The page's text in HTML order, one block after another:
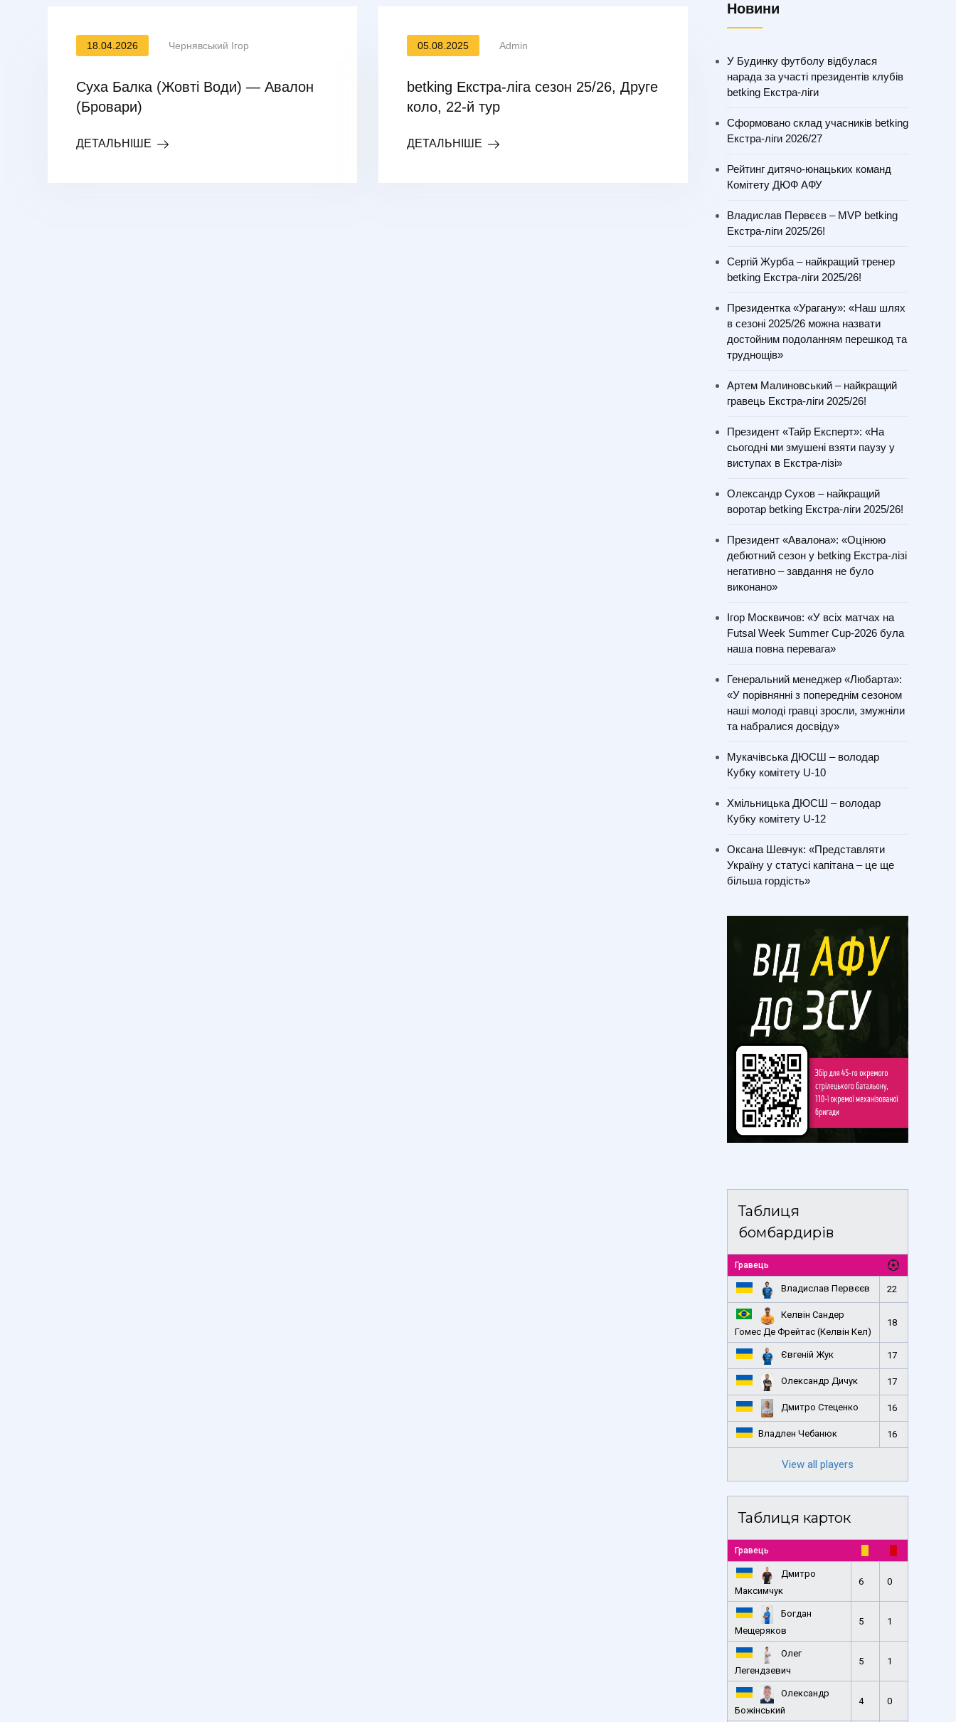
18.04.2026 Чернявський Ігор
Суха Балка (Жовті Води) — Авалон
(Бровари)
ДЕТАЛЬНІШЕ
05.08.2025 Admin
betking Екстра-ліга сезон 25/26, Друге
коло, 22-й тур
ДЕТАЛЬНІШЕ
Новини
У Будинку футболу відбулася
нарада за участі президентів клубів
betking Екстра-ліги
Сформовано склад учасників betking
Екстра-ліги 2026/27
Рейтинг дитячо-юнацьких команд
Комітету ДЮФ АФУ
Владислав Первєєв – MVP betking
Екстра-ліги 2025/26!
Сергій Журба – найкращий тренер
betking Екстра-ліги 2025/26!
Президентка «Урагану»: «Наш шлях
в сезоні 2025/26 можна назвати
достойним подоланням перешкод та
труднощів»
Артем Малиновський – найкращий
гравець Екстра-ліги 2025/26!
Президент «Тайр Експерт»: «На
сьогодні ми змушені взяти паузу у
виступах в Екстра-лізі»
Олександр Сухов – найкращий
воротар betking Екстра-ліги 2025/26!
Президент «Авалона»: «Оцінюю
дебютний сезон у betking Екстра-лізі
негативно – завдання не було
виконано»
Ігор Москвичов: «У всіх матчах на
Futsal Week Summer Cup-2026 була
наша повна перевага»
Генеральний менеджер «Любарта»:
«У порівнянні з попереднім сезоном
наші молоді гравці зросли, змужніли
та набралися досвіду»
Мукачівська ДЮСШ – володар
Кубку комітету U-10
Хмільницька ДЮСШ – володар
Кубку комітету U-12
Оксана Шевчук: «Представляти
Україну у статусі капітана – це ще
більша гордість»
Таблиця
бомбардирів
Гравець
Владислав Первєєв 22
Келвін Сандер
Гомес Де Фрейтас (Келвін Кел)
18
Євгеній Жук 17
Олександр Дичук 17
Дмитро Стеценко 16
Владлен Чебанюк 16
View all players
Таблиця карток
Гравець
Дмитро
Максимчук
6 0
Богдан
Мещеряков
5 1
Олег
Легендзевич
5 1
Олександр
Божінський
4 0